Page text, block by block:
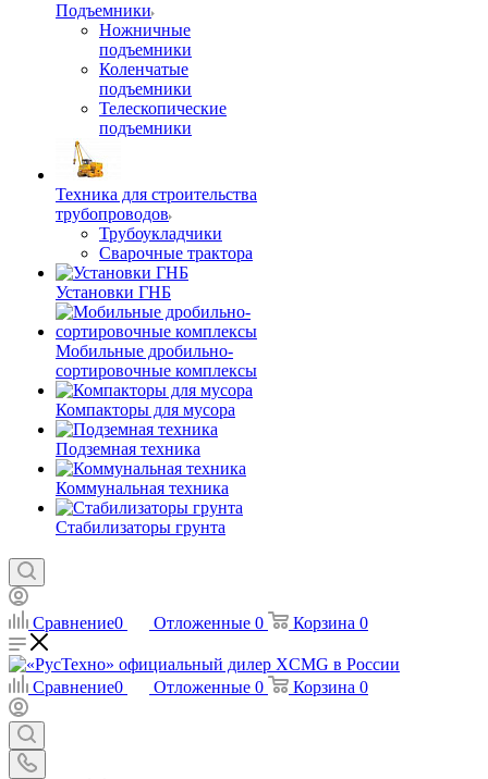
Подъемники
Ножничные
подъемники
Коленчатые
подъемники
Телескопические
подъемники
Техника для строительства
трубопроводов
Трубоукладчики
Сварочные трактора
Установки ГНБ
Мобильные дробильно-
сортировочные комплексы
Компакторы для мусора
Подземная техника
Коммунальная техника
Стабилизаторы грунта
Сравнение0 Отложенные 0 Корзина 0
Сравнение0 Отложенные 0 Корзина 0